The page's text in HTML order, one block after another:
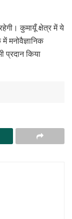
कुमायूँ क्षेत्र में ये
मनोवैज्ञानिक
प्रदान किया